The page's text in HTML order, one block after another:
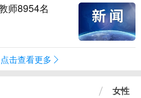
师8954名
点击查看更多
女性